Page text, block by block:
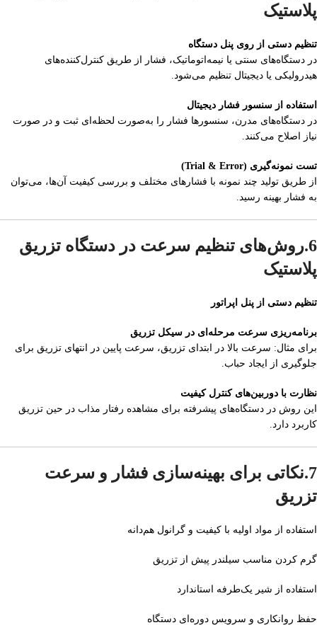
پلاستیک
تنظیم دستی از روی پنل دستگاه
در دستگاه‌های سنتی یا نیمه‌اتوماتیک، فشار از طریق کنترل‌کننده‌های
هیدرولیکی یا دیجیتال تنظیم می‌شود.
استفاده از سنسور فشار دیجیتال
در دستگاه‌های مدرن، سنسورها فشار را به‌صورت لحظه‌ای ثبت و در صورت
نیاز اصلاح می‌کنند.
تست نمونه‌گیری (Trial & Error)
از طریق تولید چند نمونه با فشارهای مختلف و بررسی کیفیت آن‌ها، می‌توان
به فشار بهینه رسید.
6.روش‌های تنظیم سرعت در دستگاه تزریق
پلاستیک
تنظیم دستی از پنل اپراتور
برنامه‌ریزی سرعت مرحله‌ای در سیکل تزریق
برای مثال: سرعت بالا در ابتدای تزریق، سرعت پایین در انتهای تزریق برای
جلوگیری از ایجاد حباب.
نظارت با دوربین‌های کنترل کیفیت
این روش در دستگاه‌های پیشرفته برای مشاهده رفتار مذاب در حین تزریق
کاربرد دارد.
7.نکاتی برای بهینه‌سازی فشار و سرعت
تزریق
استفاده از مواد اولیه با کیفیت و گرانول هم‌دانه
گرم کردن مناسب سیلندر پیش از تزریق
استفاده از شیر یک‌طرفه استاندارد
حفظ روانکاری و سرویس دوره‌ای دستگاه